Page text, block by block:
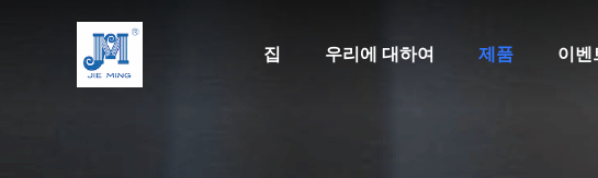
집 우리에 대하여 제품 이벤